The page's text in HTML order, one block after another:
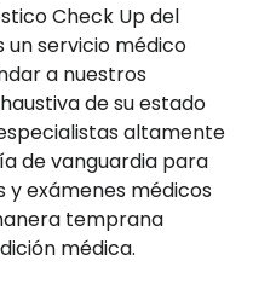
Check Up del
un servicio médico
a nuestros
de su estado
altamente
de vanguardia para
y exámenes médicos
temprana
médica.